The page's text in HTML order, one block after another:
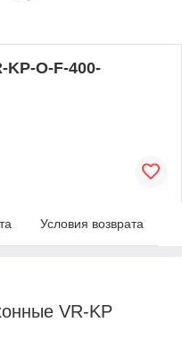
O-F-400-
Условия возврата
VR-KP